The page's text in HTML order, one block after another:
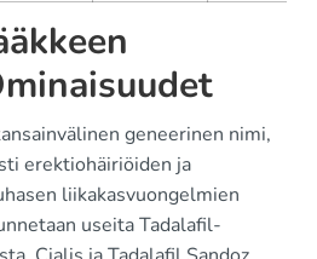
geneerinen nimi,
erektiohäiriöiden ja
liikakasvuongelmien
useita Tadalafil-